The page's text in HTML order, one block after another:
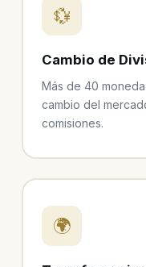
💱
Cambio de
Más de 40
cambio del
comisiones.
🌍